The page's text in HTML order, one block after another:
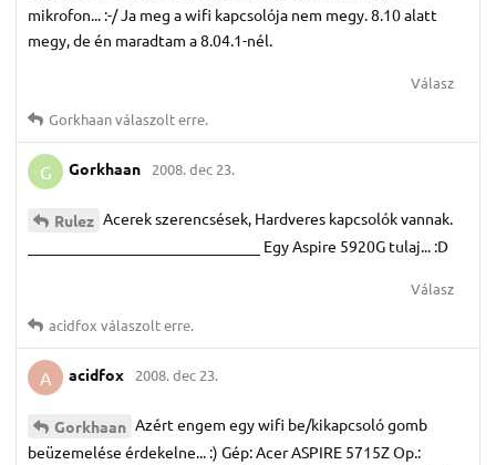
mikrofon... :-/ Ja meg a wifi kapcsolója nem megy. 8.10 alatt
megy, de én maradtam a 8.04.1-nél.
Válasz
Gorkhaanválaszolt erre.
G Gorkhaan 2008. dec 23.
Rulez Acerek szerencsések, Hardveres kapcsolók vannak.
______________________________ Egy Aspire 5920G tulaj... :D
Válasz
acidfox válaszolt erre.
A acidfox 2008. dec 23.
Gorkhaan Azért engem egy wifi be/kikapcsoló gomb
beüzemelése érdekelne... :) Gép: Acer ASPIRE 5715Z Op.: